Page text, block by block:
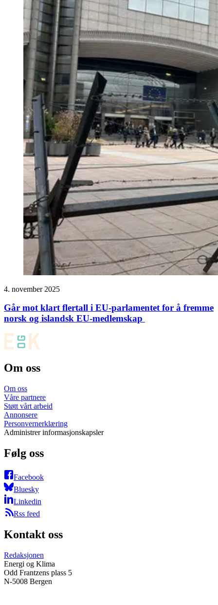
4. november 2025
Går mot klart flertall i EU-parlamentet for å fremme
norsk og islandsk EU-medlemskap
Om oss
Om oss
Våre partnere
Støtt vårt arbeid
Annonsere
Personvernerklæring
Administrer informasjonskapsler
Følg oss
Facebook
Bluesky
Linkedin
Rss feed
Kontakt oss
Redaksjonen
Energi og Klima
Odd Frantzens plass 5
N-5008 Bergen